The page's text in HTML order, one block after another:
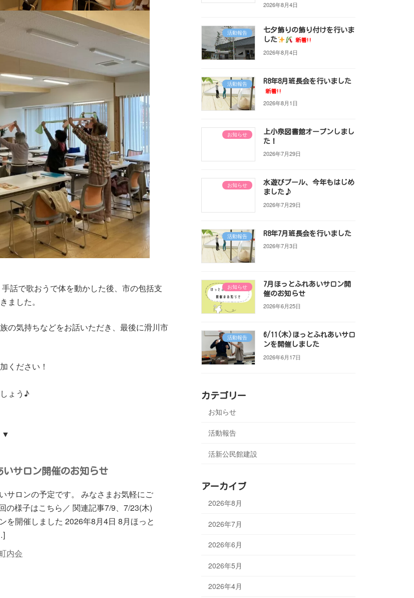
話で歌おうで体を動かした後、市の包括支
ました。
の気持ちなどをお話いただき、最後に滑川市
ください！
ょう♪
▼
いサロン開催のお知らせ
サロンの予定です。 みなさまお気軽にご
の様子はこちら／ 関連記事7/9、7/23(木)
を開催しました 2026年8月4日 8月ほっと
内会
2026年8月4日
活動報告
七夕飾りの飾り付けを行いま
した
新着!!
2026年8月4日
活動報告 R8年8月班長会を行いました
新着!!
2026年8月1日
お知らせ
上小泉図書館オープンしまし
た！
2026年7月29日
お知らせ
水遊びプール、今年もはじめ
ました♪
2026年7月29日
活動報告 R8年7月班長会を行いました
2026年7月3日
お知らせ
7月ほっとふれあいサロン開
催のお知らせ
2026年6月25日
活動報告
6/11(木)ほっとふれあいサロ
ンを開催しました
2026年6月17日
カテゴリー
お知らせ
活動報告
活新公民館建設
アーカイブ
2026年8月
2026年7月
2026年6月
2026年5月
2026年4月